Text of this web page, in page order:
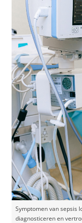
Symptomen van sepsis
diagnosticeren en